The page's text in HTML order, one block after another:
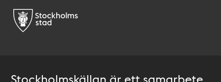
Stockholmskällan är ett samarbete